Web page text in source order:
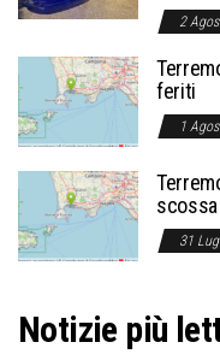
2
feriti
1
31
Notizie più